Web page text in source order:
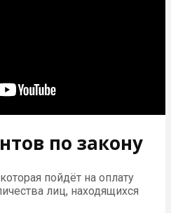
по закону
пойдёт на оплату
лиц, находящихся